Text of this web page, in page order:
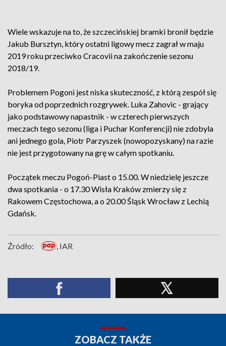
Wiele wskazuje na to, że szczecińskiej bramki bronił będzie
Jakub Bursztyn, który ostatni ligowy mecz zagrał w maju
2019 roku przeciwko Cracovii na zakończenie sezonu
2018/19.
Problemem Pogoni jest niska skuteczność, z którą zespół się
boryka od poprzednich rozgrywek. Luka Zahovic - grający
jako podstawowy napastnik - w czterech pierwszych
meczach tego sezonu (liga i Puchar Konferencji) nie zdobyla
ani jednego gola, Piotr Parzyszek (nowopozyskany) na razie
nie jest przygotowany na grę w całym spotkaniu.
Początek meczu Pogoń-Piast o 15.00. W niedzielę jeszcze
dwa spotkania - o 17.30 Wisła Kraków zmierzy się z
Rakowem Częstochowa, a o 20.00 Śląsk Wrocław z Lechią
Gdańsk.
Źródło: , IAR
ZOBACZ TAKŻE